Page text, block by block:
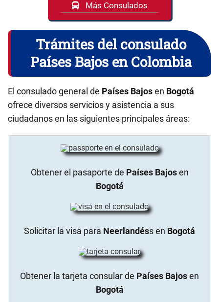
Más Consulados
Trámites del consulado
Países Bajos en Colombia
El consulado general de Países Bajosen Bogotá
ofrece diversos servicios y asistencia a sus
ciudadanos en las siguientes principales áreas:
Obtener el pasaporte de Países Bajosen
Bogotá
Solicitar la visa para Neerlandéss en Bogotá
Obtener la tarjeta consular de Países Bajosen
Bogotá